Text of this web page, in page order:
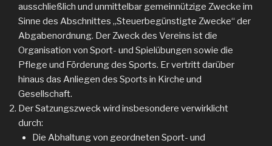
ausschließlich und unmittelbar gemeinnützige Zwecke im
Sinne des Abschnittes „Steuerbegünstigte Zwecke“ der
Abgabenordnung. Der Zweck des Vereins ist die
Organisation von Sport- und Spielübungen sowie die
Pflege und Förderung des Sports. Er vertritt darüber
hinaus das Anliegen des Sports in Kirche und
Gesellschaft.
Der Satzungszweck wird insbesondere verwirklicht
durch:
Die Abhaltung von geordneten Sport- und